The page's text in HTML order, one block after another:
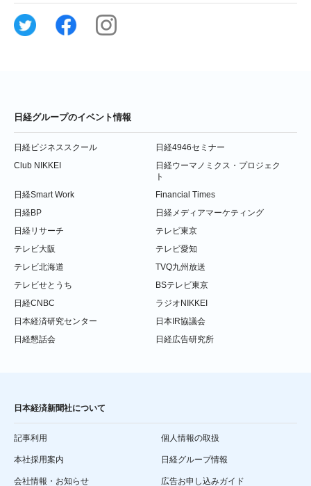
日経グループのイベント情報
日経ビジネススクール
日経4946セミナー
Club NIKKEI
日経ウーマノミクス・プロジェク
ト
日経Smart Work
Financial Times
日経BP
日経メディアマーケティング
日経リサーチ
テレビ東京
テレビ大阪
テレビ愛知
テレビ北海道
TVQ九州放送
テレビせとうち
BSテレビ東京
日経CNBC
ラジオNIKKEI
日本経済研究センター
日本IR協議会
日経懇話会
日経広告研究所
日本経済新聞社について
記事利用 個人情報の取扱
本社採用案内 日経グループ情報
会社情報・お知らせ 広告お申し込みガイド